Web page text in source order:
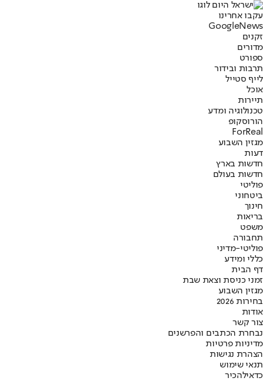
עקבו אחרינו
Googl eNews
זקנים
מדורים
ספורט
תרבות ובידור
לייף סטייל
אוכל
תיירות
טכנולוגיה ומדע
הורוסקופ
ForReal
מגזין השבוע
דעות
חדשות בארץ
חדשות בעולם
פוליטי
ביטחוני
חינוך
בריאות
משפט
תחבורה
פוליטי-מדיני
כללי ומידע
דף הבית
זמני כניסת וצאת שבת
מגזין השבוע
בחירות 2026
אודות
צור קשר
נבחרת הכתבים והפרשנים
מדיניות פרטיות
הצהרת נגישות
תנאי שימוש
כדאילהכיר